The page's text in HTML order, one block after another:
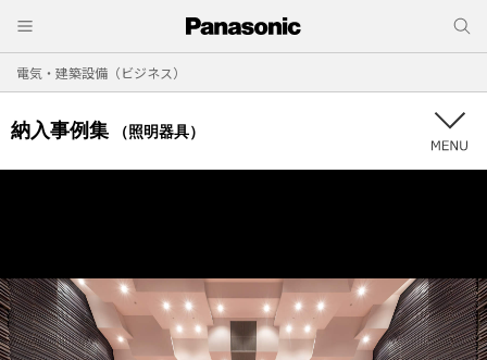
電気・建築設備（ビジネス）
納入事例集 （照明器具）